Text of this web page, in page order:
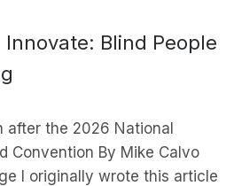
Blind People
after the 2026 National
Convention By Mike Calvo
I originally wrote this article